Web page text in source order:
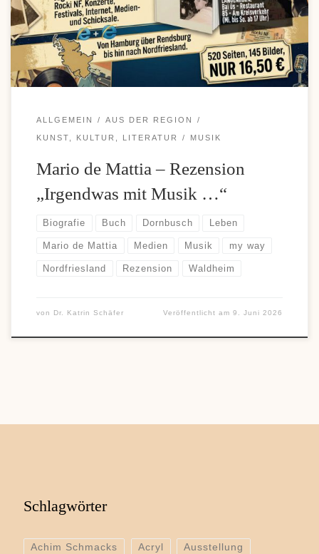
Einzahlungen und komfortable Auszahlungen, weshalb diese
Zahlungsoption bei vielen Casino-Fans immer beliebter wird. Wer
sich über moderne Zahlungsmöglichkeiten und aktuelle […]
ALLGEMEIN AUS DER REGION
KUNST, KULTUR, LITERATUR MUSIK
Mario de Mattia – Rezension
„Irgendwas mit Musik …“
Biografie Buch Dornbusch Leben
Mario de Mattia Medien Musik my way
Nordfriesland Rezension Waldheim
von Dr. Katrin Schäfer Veröffentlicht am9. Juni 2026
Schlagwörter
Achim Schmacks Acryl Ausstellung